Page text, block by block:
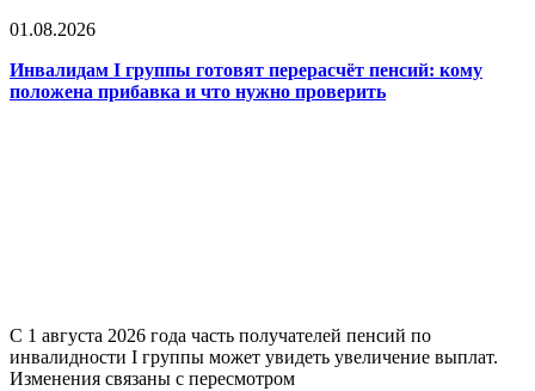
01.08.2026
Инвалидам I группы готовят перерасчёт пенсий: кому
положена прибавка и что нужно проверить
С 1 августа 2026 года часть получателей пенсий по
инвалидности I группы может увидеть увеличение выплат.
Изменения связаны с пересмотром